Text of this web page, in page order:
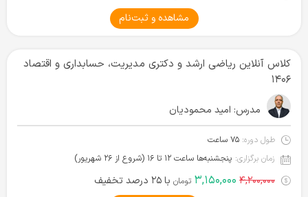
مشاهده و ثبت‌نام
کلاس آنلاین ریاضی ارشد و دکتری مدیریت، حسابداری و اقتصاد
۱۴۰۶
مدرس: امید محمودیان
طول دوره: ۷۵ ساعت
زمان برگزاری: پنجشنبه‌ها ساعت ۱۲ تا ۱۶ (شروع از ۲۶ شهریور)
۴,۲۰۰,۰۰۰ ۳,۱۵۰,۰۰۰ تومان با ۲۵ درصد تخفیف